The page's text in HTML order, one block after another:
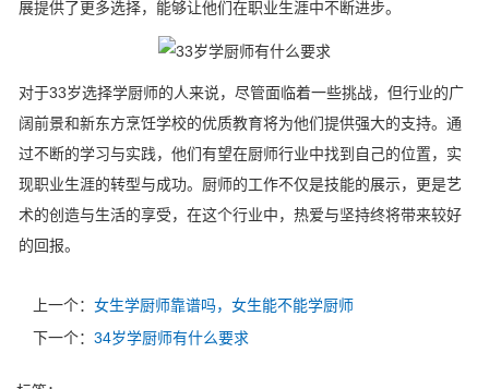
展提供了更多选择，能够让他们在职业生涯中不断进步。
对于33岁选择学厨师的人来说，尽管面临着一些挑战，但行业的广
阔前景和新东方烹饪学校的优质教育将为他们提供强大的支持。通
过不断的学习与实践，他们有望在厨师行业中找到自己的位置，实
现职业生涯的转型与成功。厨师的工作不仅是技能的展示，更是艺
术的创造与生活的享受，在这个行业中，热爱与坚持终将带来较好
的回报。
上一个： 女生学厨师靠谱吗，女生能不能学厨师
下一个： 34岁学厨师有什么要求